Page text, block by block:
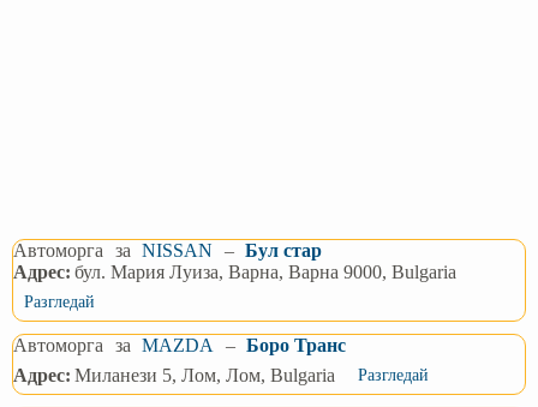
Автоморга за NISSAN – Бул стар
Адрес: бул. Мария Луиза, Варна, Варна 9000, Bulgaria
Разгледай
Автоморга за MAZDA – Боро Транс
Адрес: Миланези 5, Лом, Лом, Bulgaria Разгледай